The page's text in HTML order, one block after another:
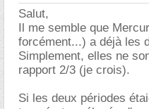
Salut,
Il me semble que
forcément...) a déjà les
Simplement, elles ne
rapport 2/3 (je crois).
Si les deux périodes